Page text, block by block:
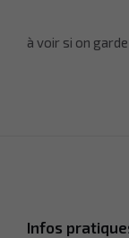
à voir si on
Infos